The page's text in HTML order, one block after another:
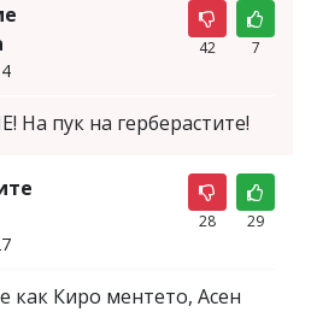
42 7
пук на герберастите!
28 29
как Киро ментето, Асен